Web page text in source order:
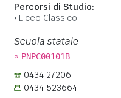
Percorsi di Studio:
Liceo Classico
Scuola statale
» PNPC00101B
0434 27206
0434 523664